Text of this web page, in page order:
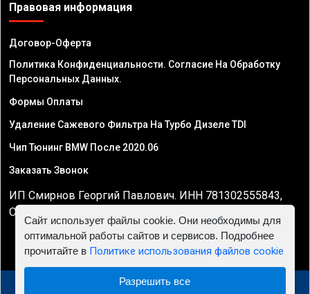
Правовая информация
Договор-Оферта
Политика Конфиденциальности. Согласие На Обработку
Персональных Данных.
Формы Оплаты
Удаление Сажевого Фильтра На Турбо Дизеле TDI
Чип Тюнинг BMW После 2020.06
Заказать Звонок
ИП Смирнов Георгий Павлович. ИНН 781302555843,
ОГРНИП 324470400032610
© 2010 - 2026 Чип тюнинг в Саратове - Автосервис
Сайт использует файлы cookie. Они необходимы для
оптимальной работы сайтов и сервисов. Подробнее
прочитайте в Политике использования файлов cookie
Разрешить все